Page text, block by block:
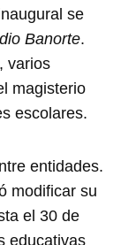
se
Banorte.
varios
magisterio
escolares.
entidades.
modificar su
el 30 de
educativas